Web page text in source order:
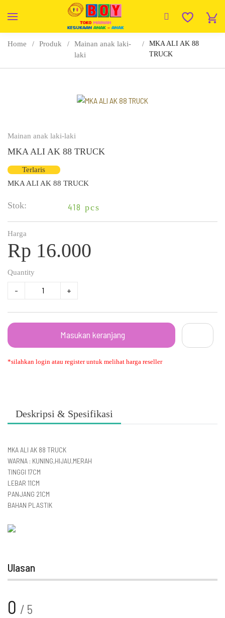
Home Produk
Mainan anak laki-
laki
MKA ALI AK 88
TRUCK
Mainan anak laki-laki
MKA ALI AK 88 TRUCK
Terlaris
MKA ALI AK 88 TRUCK
Stok: 418 pcs
Harga
Rp 16.000
Quantity
- +
Masukan keranjang
*silahkan login atau register untuk melihat harga reseller
Deskripsi & Spesifikasi
MKA ALI AK 88 TRUCK
WARNA : KUNING,HIJAU,MERAH
TINGGI 17CM
LEBAR 11CM
PANJANG 21CM
BAHAN PLASTIK
Ulasan
0 / 5